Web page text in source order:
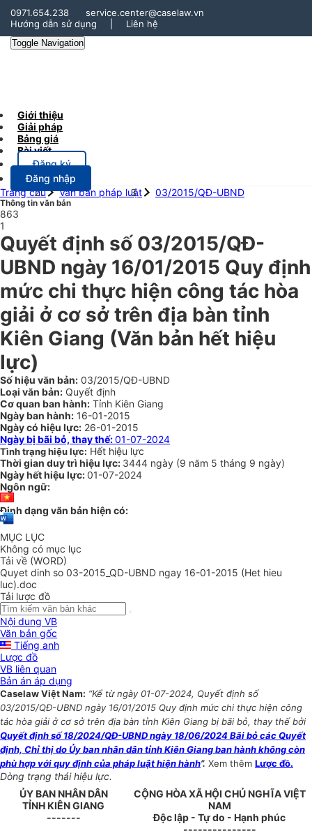
0971.654.238
service.center@caselaw.vn
Hướng dẫn sử dụng
Liên hệ
Toggle Navigation
Giới thiệu
Giải pháp
Bảng giá
Bài viết
Đăng ký
Đăng nhập
Trang chủ
Văn bản pháp luật 03/2015/QĐ-UBND
Thông tin văn bản
863
1
Quyết định số 03/2015/QĐ-
UBND ngày 16/01/2015 Quy định
mức chi thực hiện công tác hòa
giải ở cơ sở trên địa bàn tỉnh
Kiên Giang (Văn bản hết hiệu
lực)
Số hiệu văn bản: 03/2015/QĐ-UBND
Loại văn bản: Quyết định
Cơ quan ban hành: Tỉnh Kiên Giang
Ngày ban hành: 16-01-2015
Ngày có hiệu lực: 26-01-2015
Ngày bị bãi bỏ, thay thế:01-07-2024
Tình trạng hiệu lực: Hết hiệu lực
Thời gian duy trì hiệu lực: 3444 ngày (9 năm 5 tháng 9 ngày)
Ngày hết hiệu lực:01-07-2024
Ngôn ngữ:
Định dạng văn bản hiện có:
MỤC LỤC
Không có mục lục
Tải về (WORD)
Quyet dinh so 03-2015_QD-UBND ngay 16-01-2015 (Het hieu
luc).doc
Tải lược đồ
Nội dung VB
Văn bản gốc
Tiếng anh
Lược đồ
VB liên quan
Bản án áp dụng
Caselaw Việt Nam: “Kể từ ngày 01-07-2024, Quyết định số
03/2015/QĐ-UBND ngày 16/01/2015 Quy định mức chi thực hiện công
tác hòa giải ở cơ sở trên địa bàn tỉnh Kiên Giang bị bãi bỏ, thay thế bởi
Quyết định số 18/2024/QĐ-UBND ngày 18/06/2024 Bãi bỏ các Quyết
định, Chỉ thị do Ủy ban nhân dân tỉnh Kiên Giang ban hành không còn
phù hợp với quy định của pháp luật hiện hành”. Xem thêm Lược đồ.
Dòng trạng thái hiệu lực.
ỦY BAN NHÂN DÂN
TỈNH KIÊN GIANG
-------
CỘNG HÒA XÃ HỘI CHỦ NGHĨA VIỆT
NAM
Độc lập - Tự do - Hạnh phúc
---------------